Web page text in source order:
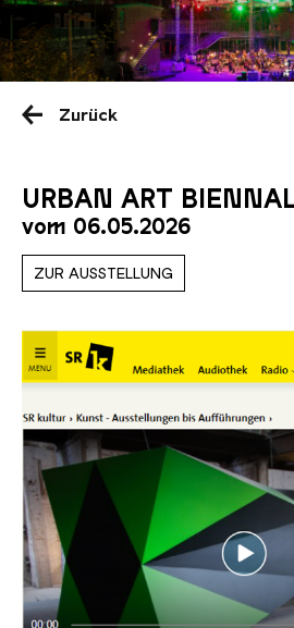
Zurück
URBAN ART
vom 06.05.2026
ZUR AUSSTELLUNG